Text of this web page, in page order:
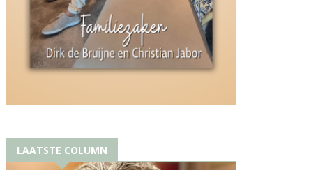
LAATSTE COLUMN